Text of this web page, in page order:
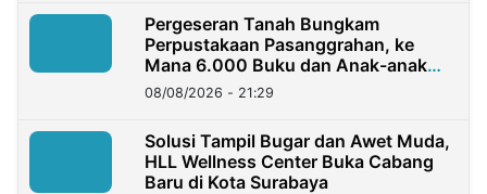
Pergeseran Tanah Bungkam
Perpustakaan Pasanggrahan, ke
Mana 6.000 Buku dan Anak-anak
Kini?
08/08/2026 - 21:29
Solusi Tampil Bugar dan Awet Muda,
HLL Wellness Center Buka Cabang
Baru di Kota Surabaya